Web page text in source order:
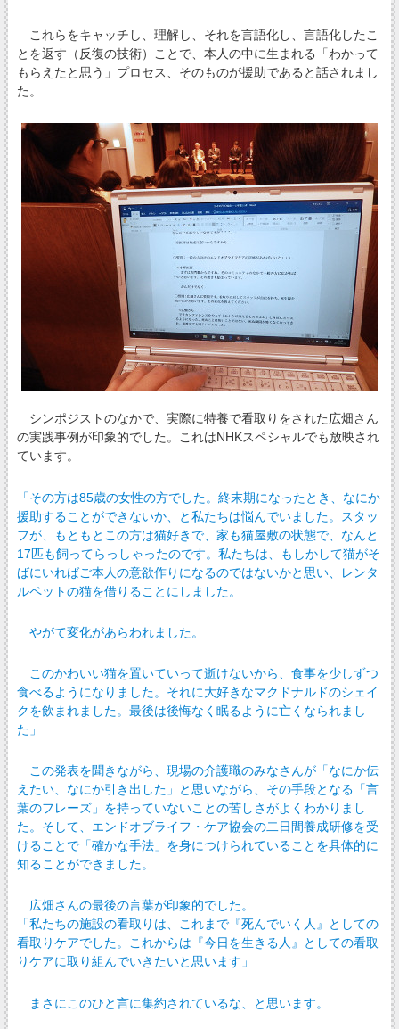
これらをキャッチし、理解し、それを言語化し、言語化したこ
とを返す（反復の技術）ことで、本人の中に生まれる「わかって
もらえたと思う」プロセス、そのものが援助であると話されまし
た。
シンポジストのなかで、実際に特養で看取りをされた広畑さん
の実践事例が印象的でした。これはNHKスペシャルでも放映され
ています。
「その方は85歳の女性の方でした。終末期になったとき、なにか
援助することができないか、と私たちは悩んでいました。スタッ
フが、もともとこの方は猫好きで、家も猫屋敷の状態で、なんと
17匹も飼ってらっしゃったのです。私たちは、もしかして猫がそ
ばにいればご本人の意欲作りになるのではないかと思い、レンタ
ルペットの猫を借りることにしました。
やがて変化があらわれました。
このかわいい猫を置いていって逝けないから、食事を少しずつ
食べるようになりました。それに大好きなマクドナルドのシェイ
クを飲まれました。最後は後悔なく眠るように亡くなられまし
た」
この発表を聞きながら、現場の介護職のみなさんが「なにか伝
えたい、なにか引き出した」と思いながら、その手段となる「言
葉のフレーズ」を持っていないことの苦しさがよくわかりまし
た。そして、エンドオブライフ・ケア協会の二日間養成研修を受
けることで「確かな手法」を身につけられていることを具体的に
知ることができました。
広畑さんの最後の言葉が印象的でした。
「私たちの施設の看取りは、これまで『死んでいく人』としての
看取りケアでした。これからは『今日を生きる人』としての看取
りケアに取り組んでいきたいと思います」
まさにこのひと言に集約されているな、と思います。